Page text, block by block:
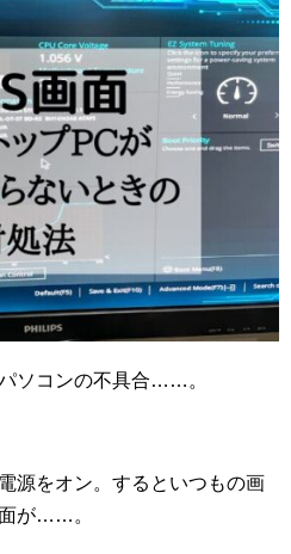
ソコンの不具合……。
源をオン。するといつもの画
が……。